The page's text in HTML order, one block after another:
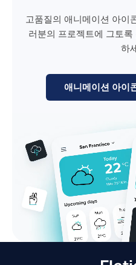
고품질의 애니메이션 아이
러분의 프로젝트에 그토
하
애니메이션 아이